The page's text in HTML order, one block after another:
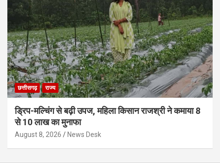
छत्तीसगढ़ राज्य
ड्रिप-मल्चिंग से बढ़ी उपज, महिला किसान राजश्री ने कमाया 8
से 10 लाख का मुनाफा
August 8, 2026 News Desk